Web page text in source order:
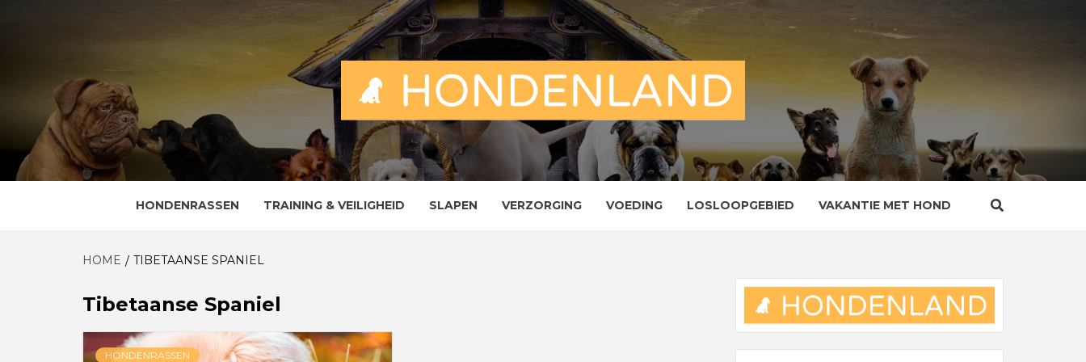
HONDENLAND
ALLES OVER EN VOOR DE TROUWE VRIEND
HONDENRASSEN TRAINING & VEILIGHEID SLAPEN VERZORGING VOEDING LOSLOOPGEBIED VAKANTIE MET HOND
HOME TIBETAANSE SPANIEL
Tibetaanse Spaniel
HONDENRASSEN